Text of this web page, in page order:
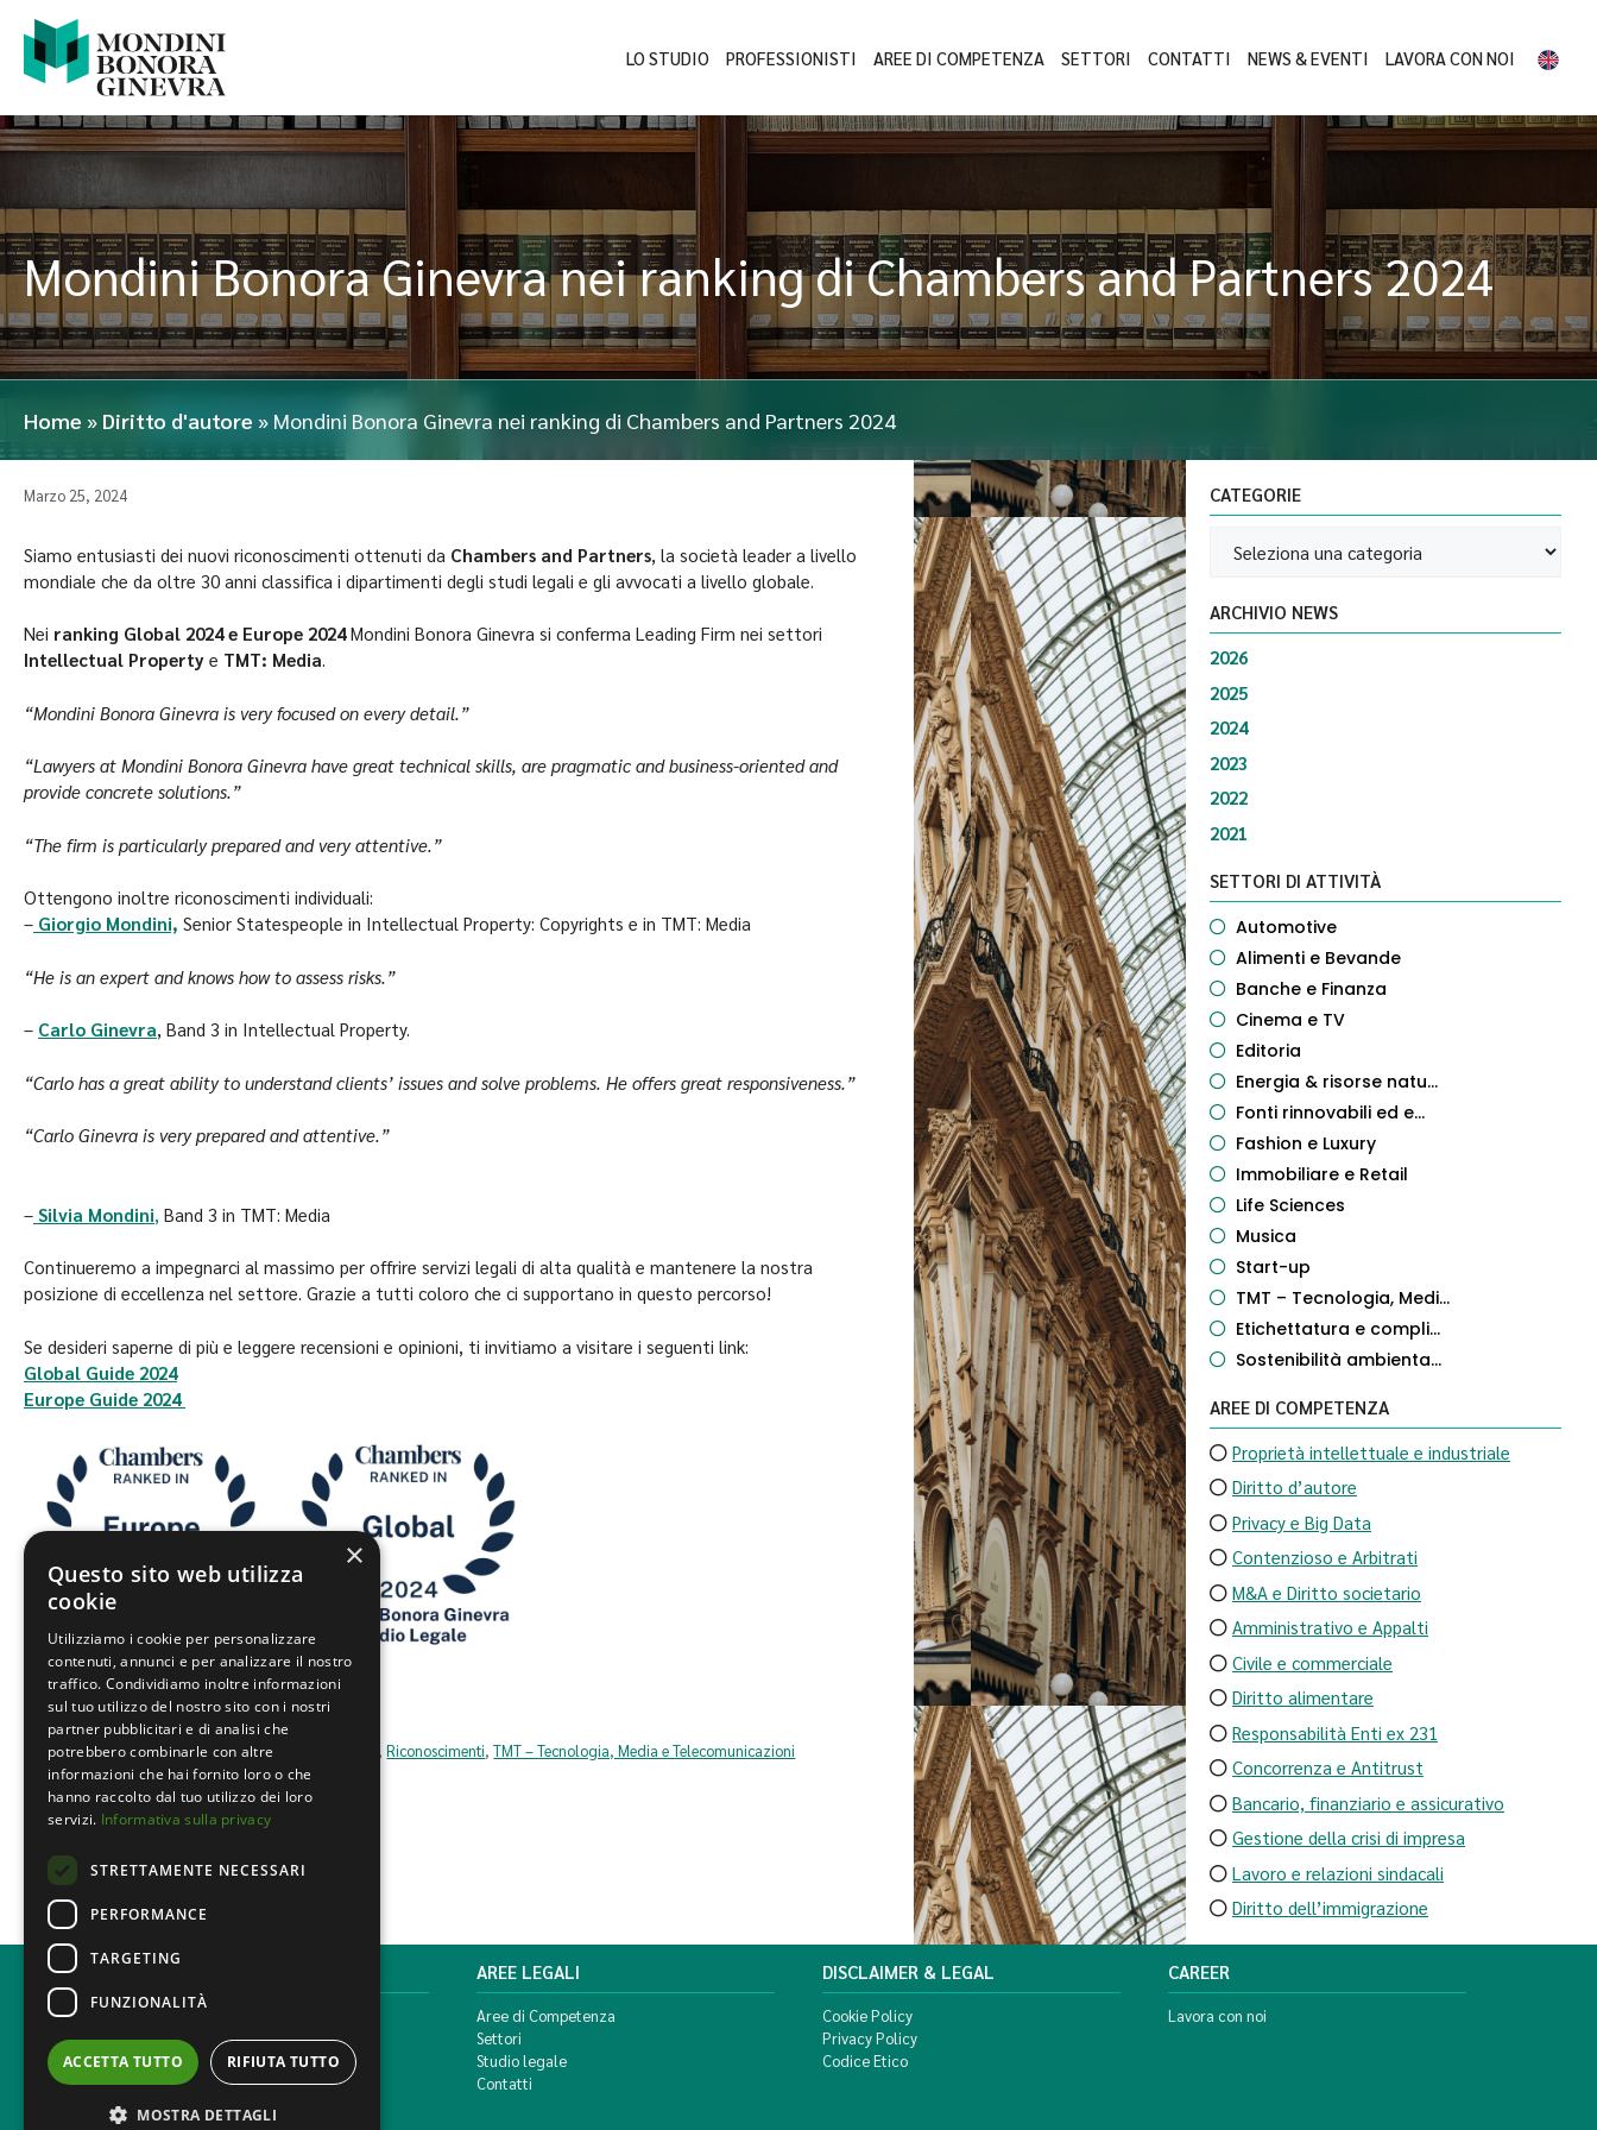
LO STUDIO PROFESSIONISTI AREE DI COMPETENZA SETTORI CONTATTI NEWS & EVENTI LAVORA CON NOI
Mondini Bonora Ginevra nei ranking di Chambers and Partners 2024
Home » Diritto d'autore » Mondini Bonora Ginevra nei ranking di Chambers and Partners 2024
Marzo 25, 2024
Siamo entusiasti dei nuovi riconoscimenti ottenuti da Chambers and Partners, la società leader a livello
mondiale che da oltre 30 anni classifica i dipartimenti degli studi legali e gli avvocati a livello globale.
Nei ranking Global 2024 e Europe 2024Mondini Bonora Ginevra si conferma Leading Firm nei settori
Intellectual Property e TMT: Media.
“Mondini Bonora Ginevra is very focused on every detail.”
“Lawyers at Mondini Bonora Ginevra have great technical skills, are pragmatic and business-oriented and
provide concrete solutions.”
“The firm is particularly prepared and very attentive.”
Ottengono inoltre riconoscimenti individuali:
– Giorgio Mondini, Senior Statespeople in Intellectual Property: Copyrights e in TMT: Media
“He is an expert and knows how to assess risks.”
– Carlo Ginevra, Band 3 in Intellectual Property.
“Carlo has a great ability to understand clients’ issues and solve problems. He offers great responsiveness.”
“Carlo Ginevra is very prepared and attentive.”
– Silvia Mondini Band 3 in TMT: Media
Continueremo a impegnarci al massimo per offrire servizi legali di alta qualità e mantenere la nostra
posizione di eccellenza nel settore. Grazie a tutti coloro che ci supportano in questo percorso!
Se desideri saperne di più e leggere recensioni e opinioni, ti invitiamo a visitare i seguenti link:
Global Guide 2024
Europe Guide 2024
Diritto d'autore,Proprietà Intellettuale e Industriale ,Riconoscimenti,TMT – Tecnologia, Media e Telecomunicazioni
CATEGORIE
ARCHIVIO NEWS
2026
2025
2024
2023
2022
2021
SETTORI DI ATTIVITÀ
Automotive
Alimenti e Bevande
Banche e Finanza
Cinema e TV
Editoria
Energia & risorse natu...
Fonti rinnovabili ed e...
Fashion e Luxury
Immobiliare e Retail
Life Sciences
Musica
Start-up
TMT – Tecnologia, Medi...
Etichettatura e compli...
Sostenibilità ambienta...
AREE DI COMPETENZA
Proprietà intellettuale e industriale
Diritto d’autore
Privacy e Big Data
Contenzioso e Arbitrati
M&A e Diritto societario
Amministrativo e Appalti
Civile e commerciale
Diritto alimentare
Responsabilità Enti ex 231
Concorrenza e Antitrust
Bancario, finanziario e assicurativo
Gestione della crisi di impresa
Lavoro e relazioni sindacali
Diritto dell’immigrazione
MONDINI BONORA GINEVRA
T. +39 02 777351 F. +39 02 784510
info@mbg.legal
AREE LEGALI
Aree di Competenza
Settori
Studio legale
Contatti
DISCLAIMER & LEGAL
Cookie Policy
Privacy Policy
Codice Etico
CAREER
Lavora con noi
×
Questo sito web utilizza
cookie
Utilizziamo i cookie per personalizzare
contenuti, annunci e per analizzare il nostro
traffico. Condividiamo inoltre informazioni
sul tuo utilizzo del nostro sito con i nostri
partner pubblicitari e di analisi che
potrebbero combinarle con altre
informazioni che hai fornito loro o che
hanno raccolto dal tuo utilizzo dei loro
servizi. Informativa sulla privacy
STRETTAMENTE NECESSARI
PERFORMANCE
TARGETING
FUNZIONALITÀ
ACCETTA TUTTO RIFIUTA TUTTO
MOSTRA DETTAGLI